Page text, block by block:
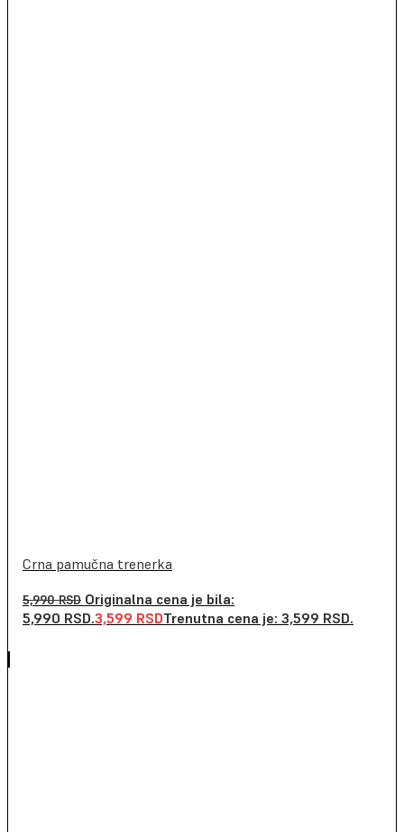
Crna pamučna trenerka
5,990RSD Originalna cena je bila:
5,990 RSD.3,599 RSDTrenutna cena je: 3,599 RSD.